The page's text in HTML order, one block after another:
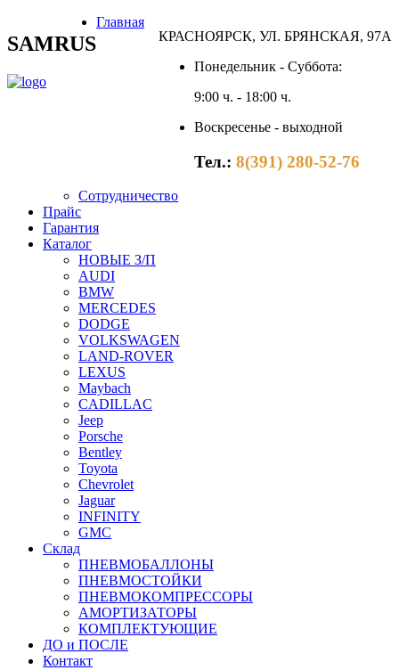
SAMRUS
КРАСНОЯРСК, УЛ. БРЯНСКАЯ, 97А
Понедельник - Суббота:
9:00 ч. - 18:00 ч.
Воскресенье - выходной
Тел.: 8(391) 280-52-76
Главная
Сотрудничество
Прайс
Гарантия
Каталог
НОВЫЕ З/П
AUDI
BMW
MERCEDES
DODGE
VOLKSWAGEN
LAND-ROVER
LEXUS
Maybach
CADILLAC
Jeep
Porsche
Bentley
Toyota
Chevrolet
Jaguar
INFINITY
GMC
Склад
ПНЕВМОБАЛЛОНЫ
ПНЕВМОСТОЙКИ
ПНЕВМОКОМПРЕССОРЫ
АМОРТИЗАТОРЫ
КОМПЛЕКТУЮЩИЕ
ДО и ПОСЛЕ
Контакт